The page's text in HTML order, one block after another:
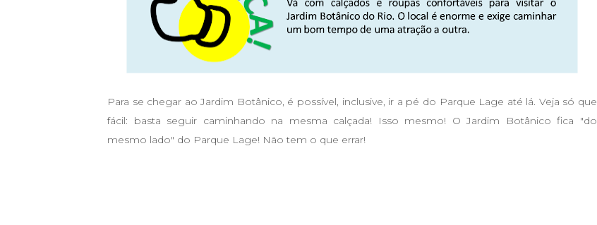
Para se chegar ao Jardim Botânico, é possível, inclusive, ir a pé do Parque Lage até lá. Veja só que
fácil: basta seguir caminhando na mesma calçada! Isso mesmo! O Jardim Botânico fica "do
mesmo lado" do Parque Lage! Não tem o que errar!